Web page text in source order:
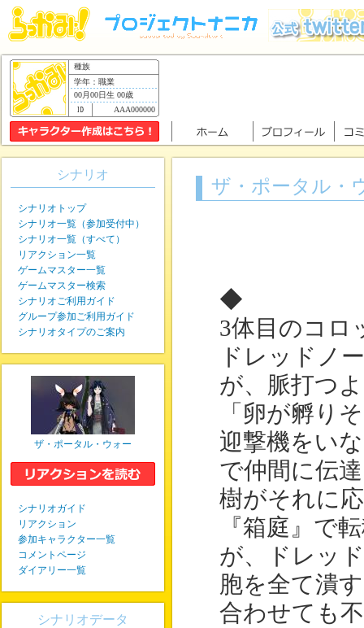
種族
学年：職業
00月00日生 00歳
AAA000000
ザ・ポータル・
◆
3体目のコロ
ドレッドノ
が、脈打つ
「卵が孵り
迎撃機をい
で仲間に伝
樹がそれに
『箱庭』で
が、ドレッ
胞を全て潰
合わせても
シナリオ
シナリオトップ
シナリオ一覧（参加受付中）
シナリオ一覧（すべて）
リアクション一覧
ゲームマスター一覧
ゲームマスター検索
シナリオご利用ガイド
グループ参加ご利用ガイド
シナリオタイプのご案内
ザ・ポータル・ウォー
シナリオガイド
リアクション
参加キャラクター一覧
コメントページ
ダイアリー一覧
シナリオデータ